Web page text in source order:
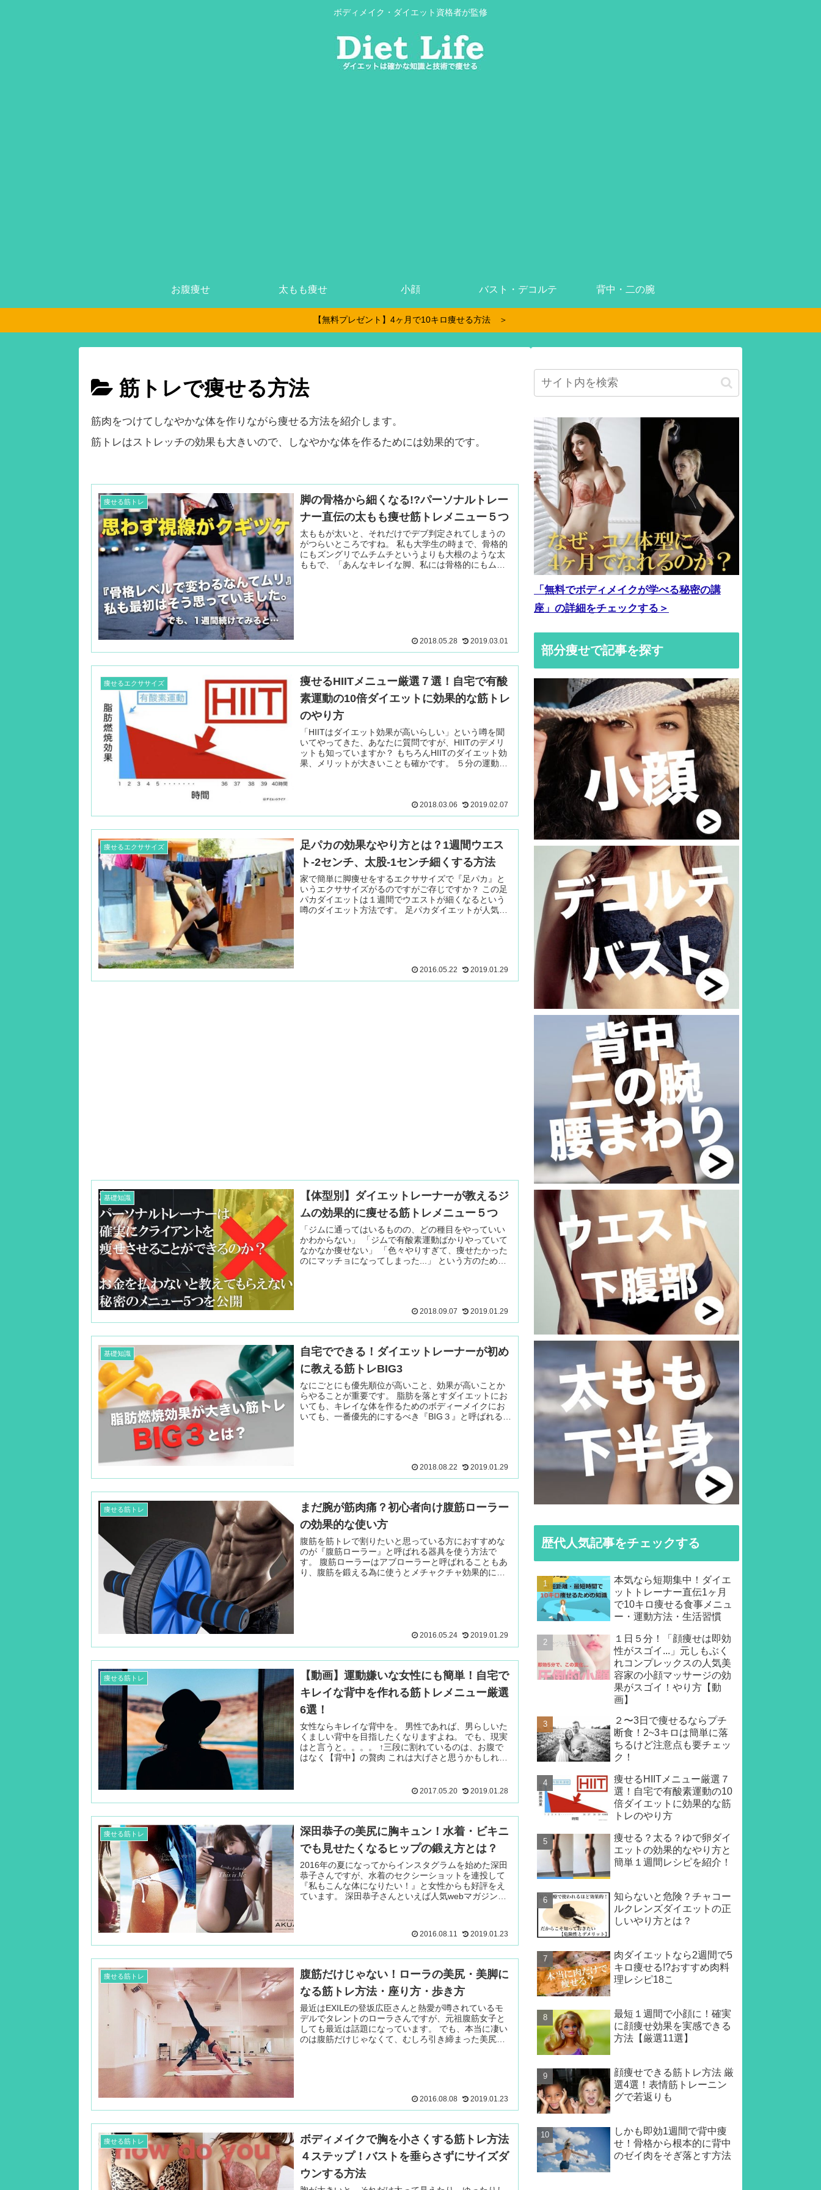
ボディメイク・ダイエット資格者が監修
お腹痩せ 太もも痩せ 小顔 バスト・デコルテ 背中・二の腕
【無料プレゼント】4ヶ月で10キロ痩せる方法 ＞
筋トレで痩せる方法
筋肉をつけてしなやかな体を作りながら痩せる方法を紹介します。
筋トレはストレッチの効果も大きいので、しなやかな体を作るためには効果的です。
痩せる筋トレ
脚の骨格から細くなる!?パーソナルトレー
ナー直伝の太もも痩せ筋トレメニュー５つ
太ももが太いと、それだけでデブ判定されてしまうの
がつらいところですね。 私も大学生の時まで、骨格的
にもズングリでムチムチというよりも大根のような太
ももで、「あんなキレイな脚、私には骨格的にもムリ
2018.05.28 2019.03.01
痩せるエクササイズ
痩せるHIITメニュー厳選７選！自宅で有酸
素運動の10倍ダイエットに効果的な筋トレ
のやり方
「HIITはダイエット効果が高いらしい」という噂を聞
いてやってきた、あなたに質問ですが、HIITのデメリ
ットも知っていますか？ もちろんHIITのダイエット効
果、メリットが大きいことも確かです。 ５分の運動で
2018.03.06 2019.02.07
痩せるエクササイズ
足パカの効果なやり方とは？1週間ウエス
ト-2センチ、太股-1センチ細くする方法
家で簡単に脚痩せをするエクササイズで『足パカ』と
いうエクササイズがるのですがご存じですか？ この足
パカダイエットは１週間でウエストが細くなるという
噂のダイエット方法です。 足パカダイエットが人気な
2016.05.22 2019.01.29
基礎知識
【体型別】ダイエットレーナーが教えるジ
ムの効果的に痩せる筋トレメニュー５つ
「ジムに通ってはいるものの、どの種目をやっていい
かわからない」 「ジムで有酸素運動ばかりやっていて
なかなか痩せない」 「色々やりすぎて、痩せたかった
のにマッチョになってしまった...」 という方のために
2018.09.07 2019.01.29
基礎知識
自宅でできる！ダイエットレーナーが初め
に教える筋トレBIG3
なにごとにも優先順位が高いこと、効果が高いことか
らやることが重要です。 脂肪を落とすダイエットにお
いても、キレイな体を作るためのボディーメイクにお
いても、一番優先的にするべき『BIG３』と呼ばれる３
2018.08.22 2019.01.29
痩せる筋トレ
まだ腕が筋肉痛？初心者向け腹筋ローラー
の効果的な使い方
腹筋を筋トレで割りたいと思っている方におすすめな
のが『腹筋ローラー』と呼ばれる器具を使う方法で
す。 腹筋ローラーはアブローラーと呼ばれることもあ
り、腹筋を鍛える為に使うとメチャクチャ効果的に腹
2016.05.24 2019.01.29
痩せる筋トレ
【動画】運動嫌いな女性にも簡単！自宅で
キレイな背中を作れる筋トレメニュー厳選
6選！
女性ならキレイな背中を。 男性であれば、男らしいた
くましい背中を目指したくなりますよね。 でも、現実
はと言うと。。。。 ↑三段に割れているのは、お腹で
はなく【背中】の贅肉 これは大げさと思うかもしれま
2017.05.20 2019.01.28
痩せる筋トレ
深田恭子の美尻に胸キュン！水着・ビキニ
でも見せたくなるヒップの鍛え方とは？
2016年の夏になってからインスタグラムを始めた深田
恭子さんですが、水着のセクシーショットを連投して
『私もこんな体になりたい！』と女性からも好評をえ
ています。 深田恭子さんといえば人気webマガジン
2016.08.11 2019.01.23
痩せる筋トレ
腹筋だけじゃない！ローラの美尻・美脚に
なる筋トレ方法・座り方・歩き方
最近はEXILEの登坂広臣さんと熱愛が噂されているモ
デルでタレントのローラさんですが、元祖腹筋女子と
しても最近は話題になっています。 でも、本当に凄い
のは腹筋だけじゃなくて、むしろ引き締まった美尻で
2016.08.08 2019.01.23
痩せる筋トレ
ボディメイクで胸を小さくする筋トレ方法
４ステップ！バストを垂らさずにサイズダ
ウンする方法
「無料でボディメイクが学べる秘密の講
座」の詳細をチェックする＞
部分痩せで記事を探す
歴代人気記事をチェックする
本気なら短期集中！ダイエ
ットトレーナー直伝1ヶ月
で10キロ痩せる食事メニュ
ー・運動方法・生活習慣
１日５分！「顔痩せは即効
性がスゴイ...」元しもぶく
れコンプレックスの人気美
容家の小顔マッサージの効
果がスゴイ！やり方【動
画】
２〜3日で痩せるならプチ
断食！2~3キロは簡単に落
ちるけど注意点も要チェッ
ク！
痩せるHIITメニュー厳選７
選！自宅で有酸素運動の10
倍ダイエットに効果的な筋
トレのやり方
痩せる？太る？ゆで卵ダイ
エットの効果的なやり方と
簡単１週間レシピを紹介！
知らないと危険？チャコー
ルクレンズダイエットの正
しいやり方とは？
肉ダイエットなら2週間で5
キロ痩せる!?おすすめ肉料
理レシピ18こ
最短１週間で小顔に！確実
に顔痩せ効果を実感できる
方法【厳選11選】
顔痩せできる筋トレ方法 厳
選4選！表情筋トレーニン
グで若返りも
しかも即効1週間で背中痩
せ！骨格から根本的に背中
のゼイ肉をそぎ落とす方法